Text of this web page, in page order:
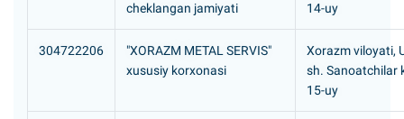
cheklangan jamiyati
14-uy
304722206
"XORAZM METAL SERVIS"
xususiy korxonasi
Xorazm viloyati,
sh. Sanoatchilar
15-uy